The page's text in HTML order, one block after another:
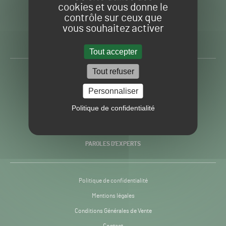
cookies et vous donne le
contrôle sur ceux que
vous souhaitez activer
Tout accepter
Tout refuser
Personnaliser
Politique de confidentialité
Gazon
Sport
H24
-
Toute l’info autour du
PRATIQUES
PAROLES D’EXPERTS
Politique de confidentialité
Mentions légales
Conditions Générales de Vente